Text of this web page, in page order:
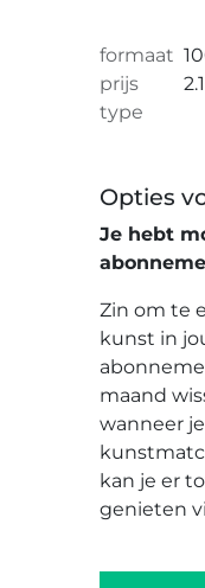
formaat
prijs
type
Opties
Je hebt
Zin om te
kunst in
maand
wanneer
kan je er
genieten